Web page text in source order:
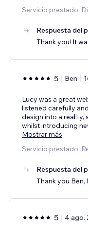
Servicio prestado:
Respuesta del
Thank you! It
5 Ben
Lucy was a great
listened carefully
design into a reality,
whilst introducing
Mostrar más
Servicio prestado:
Respuesta del
Thank you Ben,
5 4 ago.